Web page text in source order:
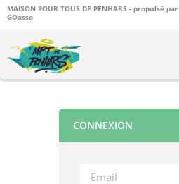
MAISON POUR TOUS DE PENHARS - propulsé par
GOasso
CONNEXION